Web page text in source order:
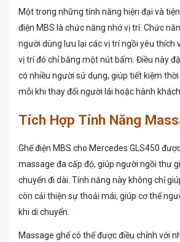
Một trong những tính năng hiện đại và
điện MBS là chức năng nhớ vị trí. Chức
người dùng lưu lại các vị trí ngồi yêu thích
vị trí đó chỉ bằng một nút bấm. Điều này
có nhiều người sử dụng, giúp tiết kiệm
mỗi khi thay đổi người lái hoặc hành
Tích Hợp Tính Năng
Ghế điện MBS cho Mercedes GLS450
massage đa cấp độ, giúp người ngồi thư
chuyến đi dài. Tính năng này không chỉ
còn cải thiện sự thoải mái, giúp cơ thể
khi di chuyển.
Massage ghế có thể được điều chỉnh với